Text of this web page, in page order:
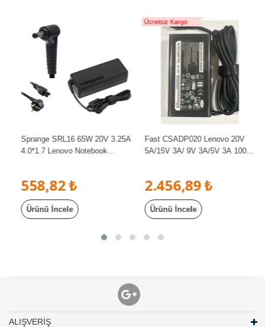
Sprange SRL16 65W 20V 3.25A
4.0*1.7 Lenovo Notebook
558,82 ₺
Ürünü İncele
Ücretsiz Kargo
Fast CSADP020 Lenovo 20V
5A/15V 3A/ 9V 3A/5V 3A 100W
2.456,89 ₺
Ürünü İncele
ALIŞVERİŞ